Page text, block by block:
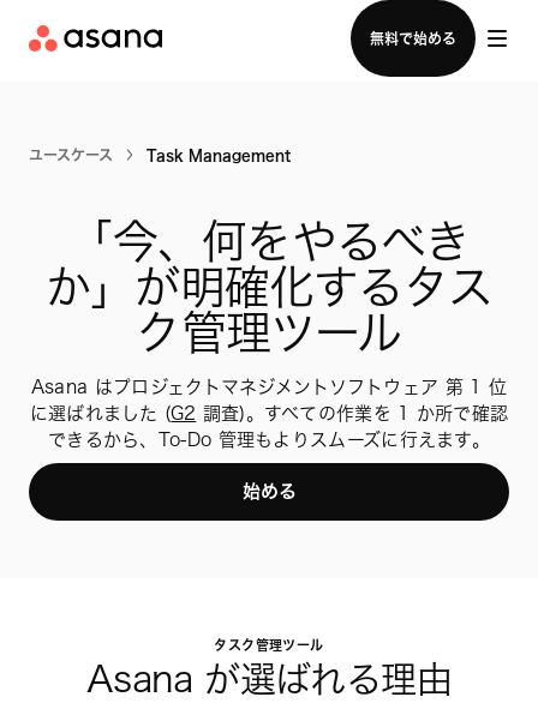
無料で始める
セールスチームに問い合わせる
ユースケース Task Management
「今、何をやるべき
か」が明確化するタス
ク管理ツール
Asana はプロジェクトマネジメントソフトウェア 第 1 位
に選ばれました (G2 調査)。すべての作業を 1 か所で確認
できるから、To-Do 管理もよりスムーズに行えます。
始める
タスク管理ツール
Asana が選ばれる理由